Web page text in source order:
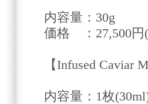
内容量：30g
価格 ：27,500円
【Infused Caviar
内容量：1枚